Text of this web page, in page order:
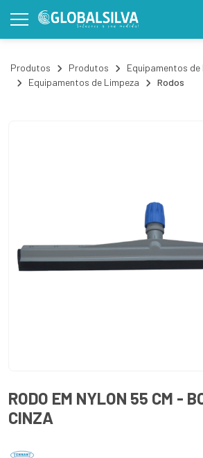
Produtos Produtos
Equipamentos de
Equipamentos de Limpeza
Rodos
RODO EM NYLON 55 CM -
CINZA